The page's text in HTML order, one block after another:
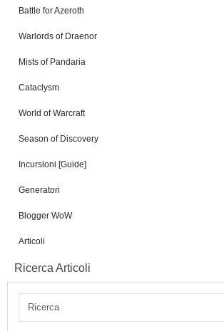
Battle for Azeroth
Warlords of Draenor
Mists of Pandaria
Cataclysm
World of Warcraft
Season of Discovery
Incursioni [Guide]
Generatori
Blogger WoW
Articoli
Ricerca Articoli